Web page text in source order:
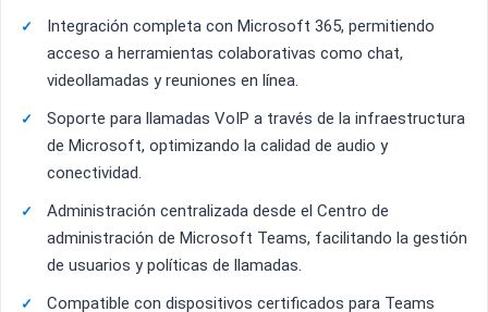
Integración completa con Microsoft 365, permitiendo
acceso a herramientas colaborativas como chat,
videollamadas y reuniones en línea.
Soporte para llamadas VoIP a través de la infraestructura
de Microsoft, optimizando la calidad de audio y
conectividad.
Administración centralizada desde el Centro de
administración de Microsoft Teams, facilitando la gestión
de usuarios y políticas de llamadas.
Compatible con dispositivos certificados para Teams